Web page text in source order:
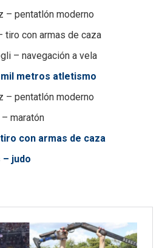
– pentatlón moderno
tiro con armas de caza
– navegación a vela
mil metros atletismo
– pentatlón moderno
maratón
con armas de caza
– judo